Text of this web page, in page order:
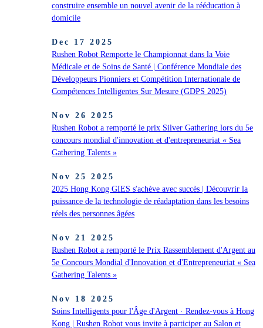
construire ensemble un nouvel avenir de la rééducation à
domicile
Dec 17 2025
Rushen Robot Remporte le Championnat dans la Voie
Médicale et de Soins de Santé | Conférence Mondiale des
Développeurs Pionniers et Compétition Internationale de
Compétences Intelligentes Sur Mesure (GDPS 2025)
Nov 26 2025
Rushen Robot a remporté le prix Silver Gathering lors du 5e
concours mondial d'innovation et d'entrepreneuriat « Sea
Gathering Talents »
Nov 25 2025
2025 Hong Kong GIES s'achève avec succès | Découvrir la
puissance de la technologie de réadaptation dans les besoins
réels des personnes âgées
Nov 21 2025
Rushen Robot a remporté le Prix Rassemblement d'Argent au
5e Concours Mondial d'Innovation et d'Entrepreneuriat « Sea
Gathering Talents »
Nov 18 2025
Soins Intelligents pour l'Âge d'Argent · Rendez-vous à Hong
Kong | Rushen Robot vous invite à participer au Salon et